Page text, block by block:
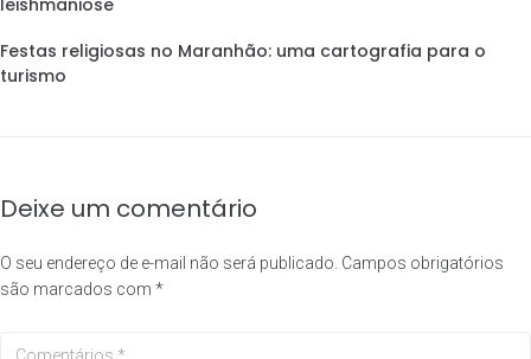
Festas religiosas no Maranhão: uma cartografia para o
turismo
Deixe um comentário
O seu endereço de e-mail não será publicado. Campos obrigatórios
são marcados com *